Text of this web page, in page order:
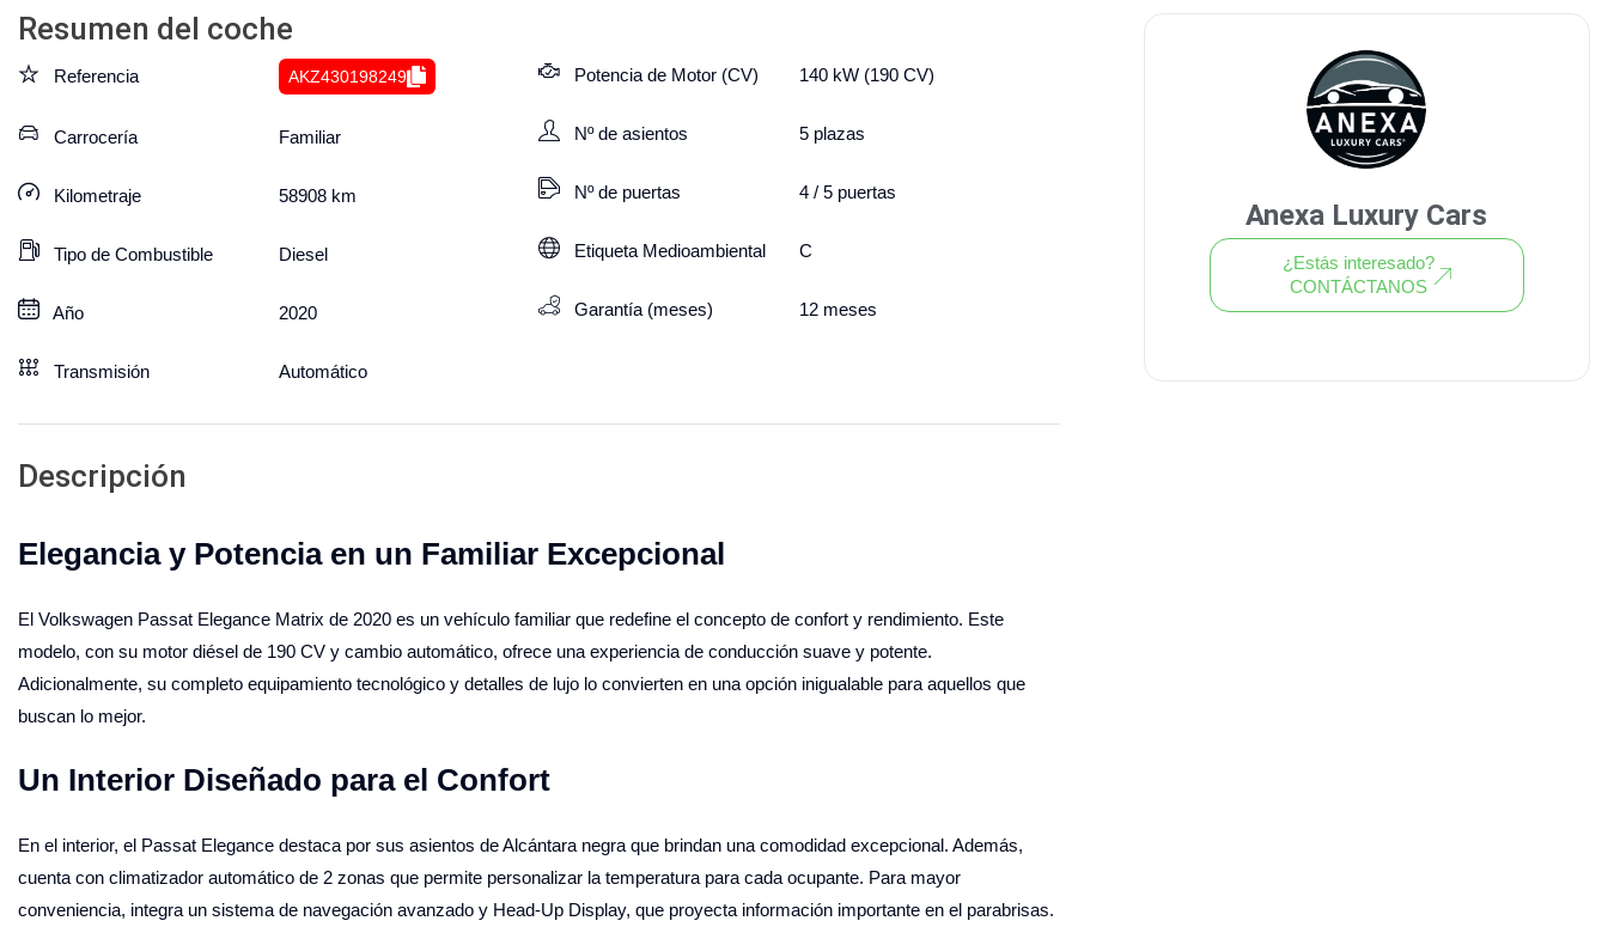
Resumen del coche
Referencia AKZ430198249
Carrocería Familiar
Kilometraje 58908 km
Tipo de Combustible Diesel
Año 2020
Transmisión Automático
Potencia de Motor (CV) 140 kW (190 CV)
Nº de asientos 5 plazas
Nº de puertas 4 / 5 puertas
Etiqueta Medioambiental C
Garantía (meses) 12 meses
Descripción
Elegancia y Potencia en un Familiar Excepcional
El Volkswagen Passat Elegance Matrix de 2020 es un vehículo familiar que redefine el concepto de confort y rendimiento. Este
modelo, con su motor diésel de 190 CV y cambio automático, ofrece una experiencia de conducción suave y potente.
Adicionalmente, su completo equipamiento tecnológico y detalles de lujo lo convierten en una opción inigualable para aquellos que
buscan lo mejor.
Un Interior Diseñado para el Confort
En el interior, el Passat Elegance destaca por sus asientos de Alcántara negra que brindan una comodidad excepcional. Además,
cuenta con climatizador automático de 2 zonas que permite personalizar la temperatura para cada ocupante. Para mayor
conveniencia, integra un sistema de navegación avanzado y Head-Up Display, que proyecta información importante en el parabrisas.
Anexa Luxury Cars
¿Estás interesado?
CONTÁCTANOS